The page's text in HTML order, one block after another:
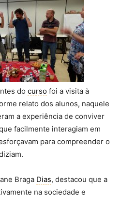
do curso foi a visita à
relato dos alunos, naquele
a experiência de conviver
facilmente interagiam em
para compreender o
Braga Dias, destacou que a
na sociedade e